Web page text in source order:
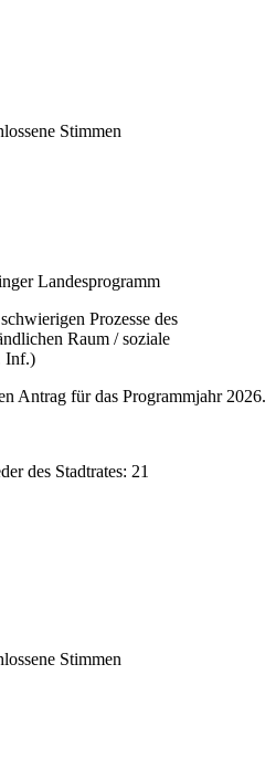
Stimmen
Landesprogramm
Prozesse des
Raum / soziale
Inf.)
Antrag für das Programmjahr 2026.
des Stadtrates: 21
Stimmen